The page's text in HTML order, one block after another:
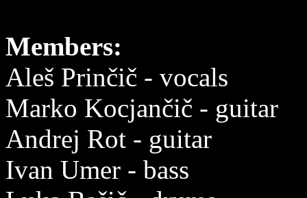
Members:
Aleš Prinčič - vocals
Marko Kocjančič - guitar
Andrej Rot - guitar
Ivan Umer - bass